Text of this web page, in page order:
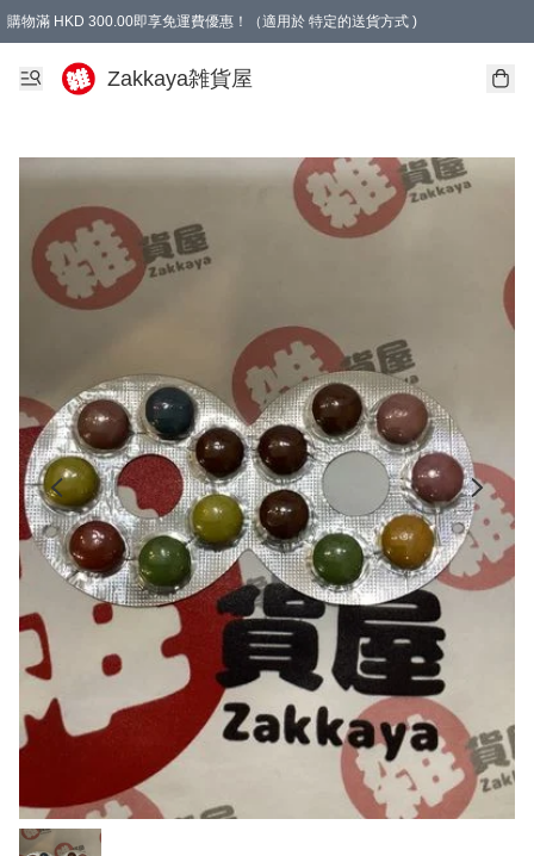
購物滿 HKD 300.00即享免運費優惠！（適用於 特定的送貨方式 )
Zakkaya雑貨屋